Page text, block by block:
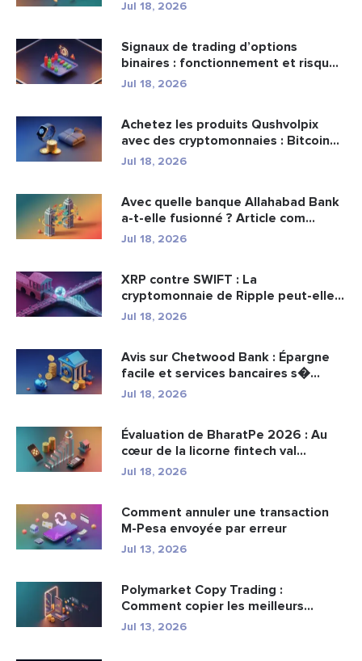
Jul 18, 2026
Signaux de trading d’options
binaires : fonctionnement et risqu...
Jul 18, 2026
Achetez les produits Qushvolpix
avec des cryptomonnaies : Bitcoin...
Jul 18, 2026
Avec quelle banque Allahabad Bank
a-t-elle fusionné ? Article com...
Jul 18, 2026
XRP contre SWIFT : La
cryptomonnaie de Ripple peut-elle
remplacer...
Jul 18, 2026
Avis sur Chetwood Bank : Épargne
facile et services bancaires s�...
Jul 18, 2026
Évaluation de BharatPe 2026 : Au
cœur de la licorne fintech val...
Jul 18, 2026
Comment annuler une transaction
M-Pesa envoyée par erreur
Jul 13, 2026
Polymarket Copy Trading :
Comment copier les meilleurs
portefeuil...
Jul 13, 2026